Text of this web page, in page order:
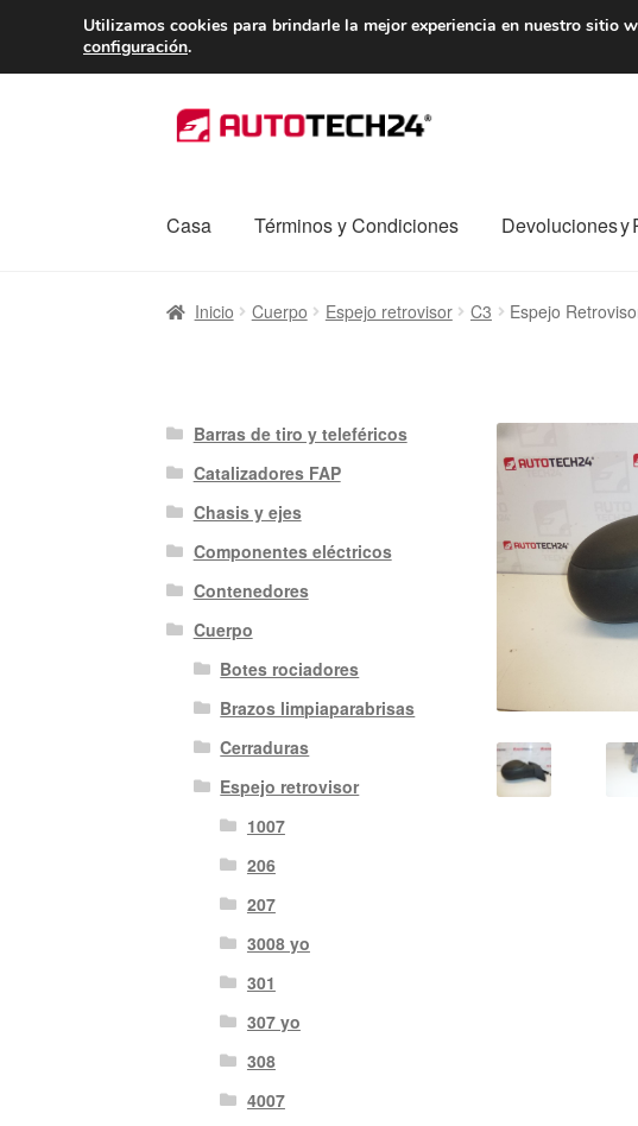
ENTREGA desde 7 EUR
Ir
a
Ir
al
Casa Términos y Condiciones Devoluciones y
InicioCaja registradora Carro Contacto Envío al mundo
Inicio Cuerpo Espejo retrovisor C3 Espejo
Barras de tiro y teleféricos
Catalizadores FAP
Chasis y ejes
Componentes eléctricos
Contenedores
Cuerpo
Botes rociadores
Brazos limpiaparabrisas
Cerraduras
Espejo retrovisor
1007
206
207
3008 yo
301
307 yo
308
4007
Utilizamos cookies para brindarle la mejor experiencia en nuestro sitio
configuración.